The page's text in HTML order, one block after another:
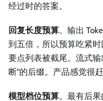
经过时的答案。
回复长度预算。输出
到五倍，所以预算吃紧时
要点列表被截尾。流式
断"的后缀。产品感觉很
模型档位预算。最有后